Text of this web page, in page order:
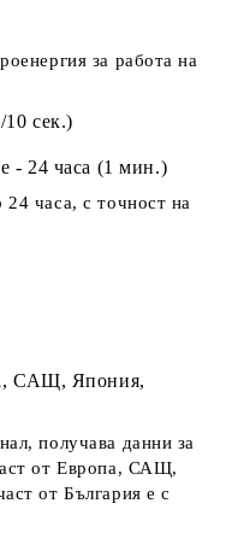
за работа на
сек.)
- 24 часа (1 мин.)
часа, с точност на
САЩ, Япония,
получава данни за
от Европа, САЩ,
от България е с